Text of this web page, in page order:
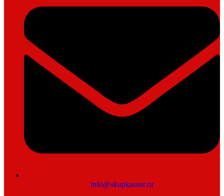
info@skupkaussr.ru